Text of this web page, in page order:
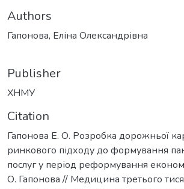
Authors
Гапонова, Еліна Олександрівна
Publisher
ХНМУ
Citation
Гапонова Е. О. Розробка дорожньої
ринкового підходу до формування
послуг у період реформування
О. Гапонова // Медицина третього